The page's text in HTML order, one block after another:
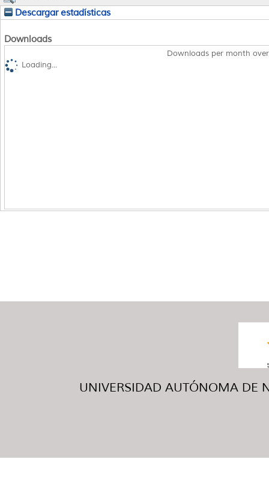
Descargar estadísticas
Downloads
Downloads per month
Loading...
UNIVERSIDAD AUTÓNOMA DE